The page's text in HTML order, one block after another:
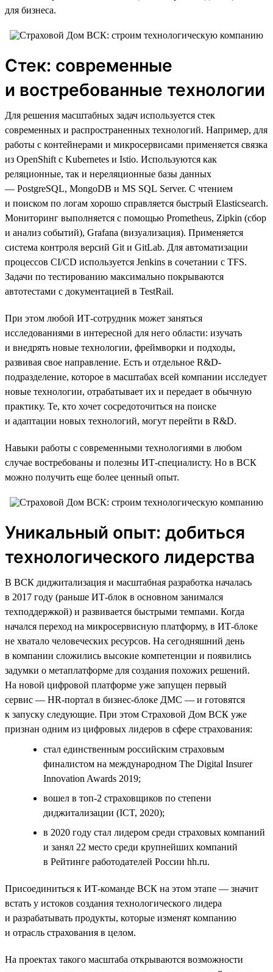
для бизнеса.
Стек: современные
и востребованные технологии
Для решения масштабных задач используется стек
современных и распространенных технологий. Например, для
работы с контейнерами и микросервисами применяется связка
из OpenShift с Kubernetes и Istio. Используются как
реляционные, так и нереляционные базы данных
— PostgreSQL, MongoDB и MS SQL Server. С чтением
и поиском по логам хорошо справляется быстрый Elasticsearch.
Мониторинг выполняется с помощью Prometheus, Zipkin (сбор
и анализ событий), Grafana (визуализация). Применяется
система контроля версий Git и GitLab. Для автоматизации
процессов CI/CD используется Jenkins в сочетании с TFS.
Задачи по тестированию максимально покрываются
автотестами с документацией в TestRail.
При этом любой ИТ-сотрудник может заняться
исследованиями в интересной для него области: изучать
и внедрять новые технологии, фреймворки и подходы,
развивая свое направление. Есть и отдельное R&D-
подразделение, которое в масштабах всей компании исследует
новые технологии, отрабатывает их и передает в обычную
практику. Те, кто хочет сосредоточиться на поиске
и адаптации новых технологий, могут перейти в R&D.
Навыки работы с современными технологиями в любом
случае востребованы и полезны ИТ-специалисту. Но в ВСК
можно получить еще более ценный опыт.
Уникальный опыт: добиться
технологического лидерства
В ВСК диджитализация и масштабная разработка началась
в 2017 году (раньше ИТ-блок в основном занимался
техподдержкой) и развивается быстрыми темпами. Когда
начался переход на микросервисную платформу, в ИТ-блоке
не хватало человеческих ресурсов. На сегодняшний день
в компании сложились высокие компетенции и появились
задумки о метаплатформе для создания похожих решений.
На новой цифровой платформе уже запущен первый
сервис — HR-портал в бизнес-блоке ДМС — и готовятся
к запуску следующие. При этом Страховой Дом ВСК уже
признан одним из цифровых лидеров в сфере страхования:
стал единственным российским страховым
финалистом на международном The Digital Insurer
Innovation Awards 2019;
вошел в топ-2 страховщиков по степени
диджитализации (ICT, 2020);
в 2020 году стал лидером среди страховых компаний
и занял 22 место среди крупнейших компаний
в Рейтинге работодателей России hh.ru.
Присоединиться к ИТ-команде ВСК на этом этапе — значит
встать у истоков создания технологического лидера
и разрабатывать продукты, которые изменят компанию
и отрасль страхования в целом.
На проектах такого масштаба открываются возможности